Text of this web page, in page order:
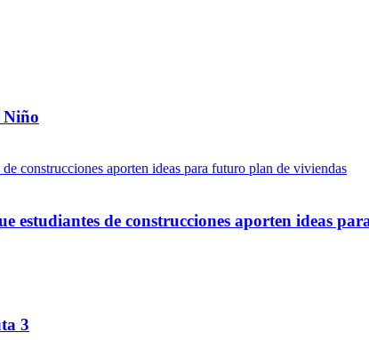
Niño
de construcciones aporten ideas
3